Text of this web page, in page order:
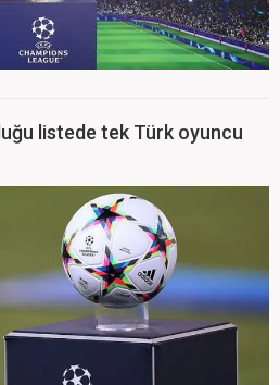
listede tek Türk oyuncu